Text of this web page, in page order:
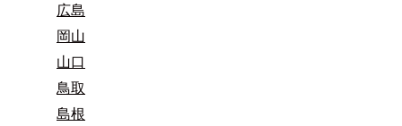
広島
岡山
山口
鳥取
島根